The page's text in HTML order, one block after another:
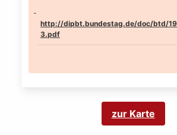
http://dipbt.bundestag.de/doc/btd/
3.pdf
zur Karte